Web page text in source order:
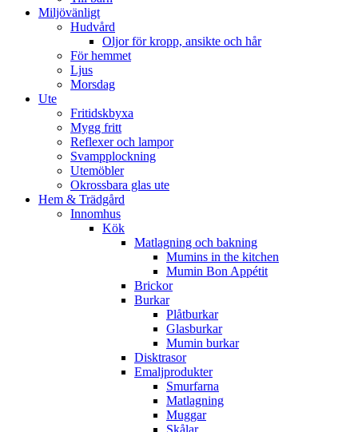
Miljövänligt
Hudvård
Oljor för kropp, ansikte och hår
För hemmet
Ljus
Morsdag
Ute
Fritidskbyxa
Mygg fritt
Reflexer och lampor
Svampplockning
Utemöbler
Okrossbara glas ute
Hem & Trädgård
Innomhus
Kök
Matlagning och bakning
Mumins in the kitchen
Mumin Bon Appétit
Brickor
Burkar
Plåtburkar
Glasburkar
Mumin burkar
Disktrasor
Emaljprodukter
Smurfarna
Matlagning
Muggar
Skålar